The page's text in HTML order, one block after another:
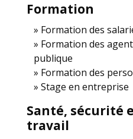
Formation
Formation des
Formation des
publique
Formation des
Stage en entreprise
Santé, sécurité
travail